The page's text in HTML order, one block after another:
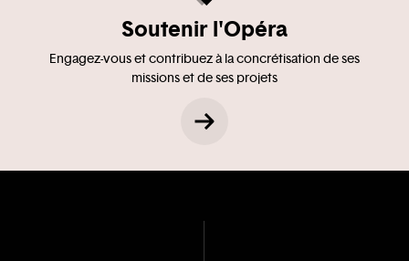
Soutenir l'Opéra
Engagez-vous et contribuez à la concrétisation de ses
missions et de ses projets